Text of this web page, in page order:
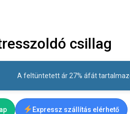
csillag
A feltüntetett ár 27% áfát
Expressz szállítás elérhető